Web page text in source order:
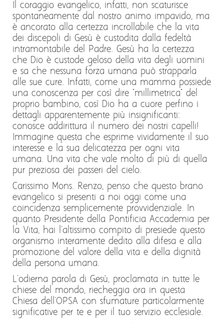
Il coraggio evangelico, infatti, non scaturisce
spontaneamente dal nostro animo impavido, ma
è ancorato alla certezza incrollabile che la vita
dei discepoli di Gesù è custodita dalla fedeltà
intramontabile del Padre. Gesù ha la certezza
che Dio è custode geloso della vita degli uomini
e sa che nessuna forza umana può strapparla
alle sue cure. Infatti, come una mamma possiede
una conoscenza per così dire "millimetrica" del
proprio bambino, così Dio ha a cuore perfino i
dettagli apparentemente più insignificanti:
conosce addirittura il numero dei nostri capelli!
Immagine questa che esprime vividamente il suo
interesse e la sua delicatezza per ogni vita
umana. Una vita che vale molto di più di quella
pur preziosa dei passeri del cielo.
Carissimo Mons. Renzo, penso che questo brano
evangelico si presenti a noi oggi come una
coincidenza semplicemente provvidenziale. In
quanto Presidente della Pontificia Accademia per
la Vita, hai l'altissimo compito di presiede questo
organismo interamente dedito alla difesa e alla
promozione del valore della vita e della dignità
della persona umana.
L'odierna parola di Gesù, proclamata in tutte le
chiese del mondo, riecheggia ora in questa
Chiesa dell'OPSA con sfumature particolarmente
significative per te e per il tuo servizio ecclesiale.